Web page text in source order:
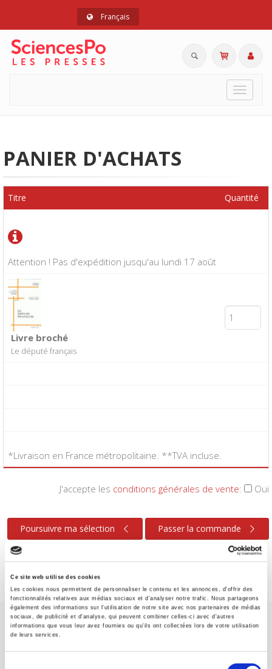
Ce site web utilise des cookies
Les cookies nous permettent de personnaliser le contenu et les annonces, d'offrir des
fonctionnalités relatives aux médias sociaux et d'analyser notre trafic. Nous partageons
également des informations sur l'utilisation de notre site avec nos partenaires de médias
sociaux, de publicité et d'analyse, qui peuvent combiner celles-ci avec d'autres
informations que vous leur avez fournies ou qu'ils ont collectées lors de votre utilisation
de leurs services.
Français
Toggle
PANIER D'ACHATS
Attention ! Pas d'expédition jusqu'au lundi 17 août
Titre Quantité
Livre broché
Le député français
*Livraison en France métropolitaine. **TVA incluse.
J'accepte les conditions générales de vente: Oui
Poursuivre ma sélection Passer la commande